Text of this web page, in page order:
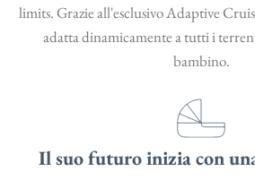
limits. Grazie all'esclusivo Adaptive
adatta dinamicamente a tutti i
bambino.
Il suo futuro inizia con